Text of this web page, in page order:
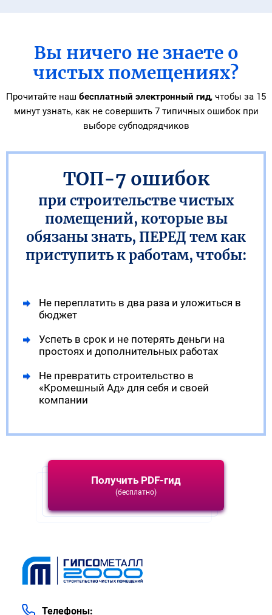
Вы ничего не знаете о
чистых помещениях?
Прочитайте наш бесплатный электронный гид, чтобы за 15
минут узнать,как не совершить 7 типичных ошибок при
выборе субподрядчиков
ТОП-7 ошибок
при строительстве чистых
помещений, которые вы
обязаны знать, ПЕРЕД тем как
приступить к работам, чтобы:
Не переплатить в два раза и уложиться в
бюджет
Успеть в срок и не потерять деньги на
простоях и дополнительных работах
Не превратить строительство в
«Кромешный Ад» для себя и своей
компании
Получить PDF-гид
(бесплатно)
Телефоны: